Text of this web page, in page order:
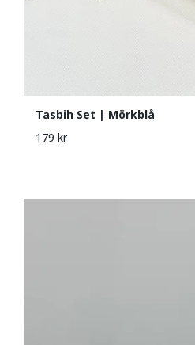
Tasbih Set | Mörkblå
179 kr